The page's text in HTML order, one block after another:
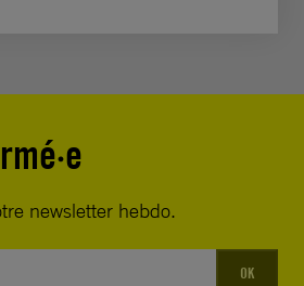
newsletter hebdo.
OK